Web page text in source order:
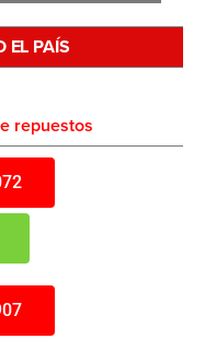
EL PAÍS
repuestos